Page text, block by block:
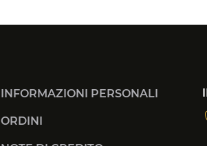
INFORMAZIONI PERSONALI
ORDINI